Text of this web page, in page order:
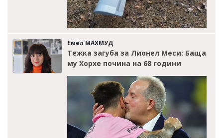
Емел МАХМУД
Тежка загуба за Лионел Меси: Баща
му Хорхе почина на 68 години